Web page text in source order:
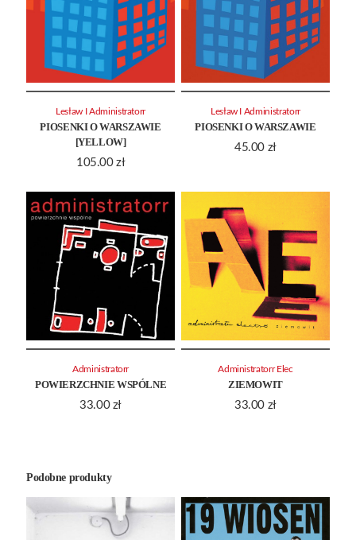
PIOSENKI O WARSZAWIE
[YELLOW]
105.00 zł
Lesław I Administratorr
PIOSENKI O WARSZAWIE
45.00 zł
Lesław I Administratorr
POWIERZCHNIE WSPÓLNE
33.00 zł
Administratorr
ZIEMOWIT
33.00 zł
Administratorr Elec
Podobne produkty